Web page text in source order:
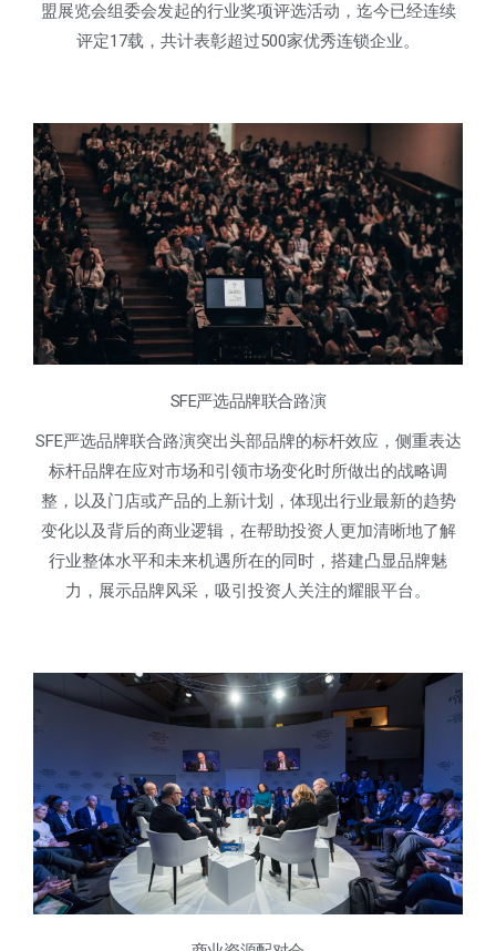
盟展览会组委会发起的行业奖项评选活动，迄今已经连续
评定17载，共计表彰超过500家优秀连锁企业。
SFE严选品牌联合路演
SFE严选品牌联合路演突出头部品牌的标杆效应，侧重表达
标杆品牌在应对市场和引领市场变化时所做出的战略调
整，以及门店或产品的上新计划，体现出行业最新的趋势
变化以及背后的商业逻辑，在帮助投资人更加清晰地了解
行业整体水平和未来机遇所在的同时，搭建凸显品牌魅
力，展示品牌风采，吸引投资人关注的耀眼平台。